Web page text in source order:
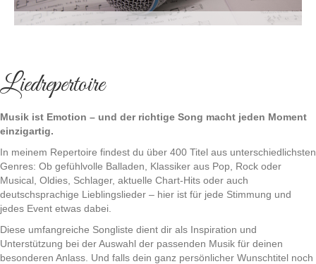
Liedrepertoire
Musik ist Emotion – und der richtige Song macht jeden Moment
einzigartig.
In meinem Repertoire findest du über 400 Titel aus unterschiedlichsten
Genres: Ob gefühlvolle Balladen, Klassiker aus Pop, Rock oder
Musical, Oldies, Schlager, aktuelle Chart-Hits oder auch
deutschsprachige Lieblingslieder – hier ist für jede Stimmung und
jedes Event etwas dabei.
Diese umfangreiche Songliste dient dir als Inspiration und
Unterstützung bei der Auswahl der passenden Musik für deinen
besonderen Anlass. Und falls dein ganz persönlicher Wunschtitel noch